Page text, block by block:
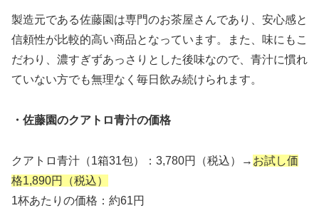
製造元である佐藤園は専門のお茶屋さんであり、安心感と
信頼性が比較的高い商品となっています。また、味にもこ
だわり、濃すぎずあっさりとした後味なので、青汁に慣れ
ていない方でも無理なく毎日飲み続けられます。
・佐藤園のクアトロ青汁の価格
クアトロ青汁（1箱31包）：3,780円（税込）→ お試し価
格1,890円（税込）
1杯あたりの価格：約61円